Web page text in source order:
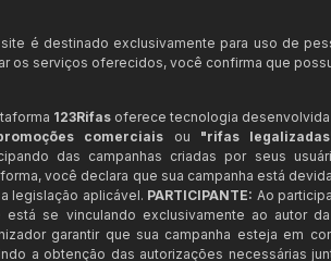
site é destinado exclusivamente para uso de
os serviços oferecidos, você confirma que
123Rifas oferece tecnologia
comerciais ou "rifas
das campanhas criadas por seus
você declara que sua campanha está
legislação aplicável. PARTICIPANTE: Ao
está se vinculando exclusivamente ao autor
garantir que sua campanha esteja em
a obtenção das autorizações necessárias